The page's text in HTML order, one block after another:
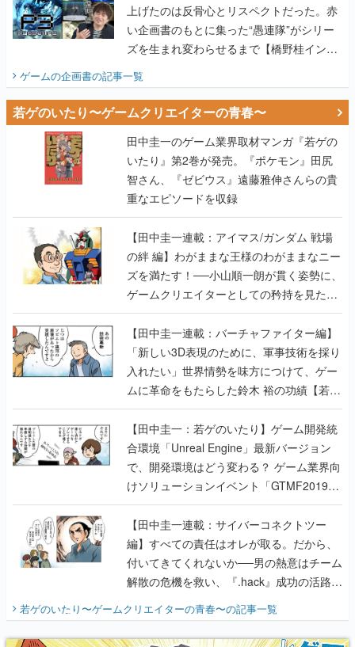
上げたのは反骨心とリスペクトだった。赤
い企画書のもとに集った“愚連隊”がシリー
ズを生まれ変わらせるまで【橋野桂インタ
ゲームの企画書の記事一覧
若ゲのいたり〜ゲームクリエイターの青春〜
田中圭一のゲーム業界取材マンガ『若ゲの
いたり』第2巻が発売。『ポケモン』田尻
智さん、『ゼビウス』遠藤雅伸さんらの貴
重なエピソードを収録
【田中圭一連載：アイマス/ガンダム 戦場
の絆 編】わがままな王様のわがままなニー
ズを満たす！──小山順一朗が貫く姿勢に、
ゲームクリエイターとしての矜持を見た
【若ゲのいたり最終回】
【田中圭一連載：バーチャファイター編】
「新しい3D表現のために、軍事技術を採り
入れたい」世界情勢を味方につけて、ゲー
ムに革命をもたらした鈴木 裕の功績【若ゲ
のいたり】
【田中圭一：若ゲのいたり】ゲーム開発統
合環境「Unreal Engine」最新バージョン
で、開発環境はどう変わる？ ゲーム業界向
けソリューションイベント「GTMF2019」
に行って、より理解を深めよう【PR】
【田中圭一連載：サイバーコネクトツー
編】すべての責任はオレが取る。だから、
付いてきてくれないか──男の熱意はチーム
解散の危機を救い、『.hack』成功の活路を
『少年ジャンプ』色だった【若ゲのいた
り】
若ゲのいたり〜ゲームクリエイターの青春〜の記事一覧